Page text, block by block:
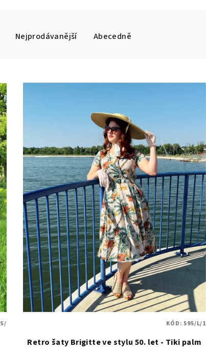
Nejprodávanější Abecedně
Retro šaty Brigitte ve stylu 50. let - Tiki palm
KÓD:595/L/1